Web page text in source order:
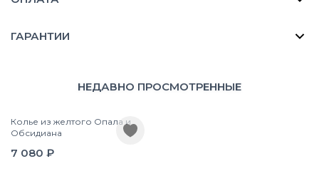
ГАРАНТИИ
НЕДАВНО ПРОСМОТРЕННЫЕ
Колье из желтого Опала и
Обсидиана
7 080 ₽